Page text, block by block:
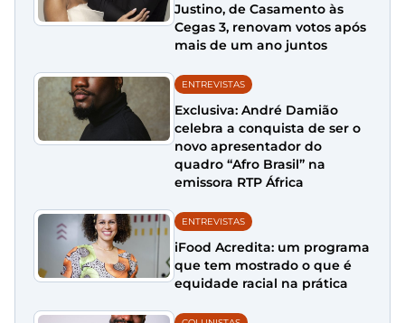
Justino, de Casamento às
Cegas 3, renovam votos após
mais de um ano juntos
ENTREVISTAS
Exclusiva: André Damião
celebra a conquista de ser o
novo apresentador do
quadro “Afro Brasil” na
emissora RTP África
ENTREVISTAS
iFood Acredita: um programa
que tem mostrado o que é
equidade racial na prática